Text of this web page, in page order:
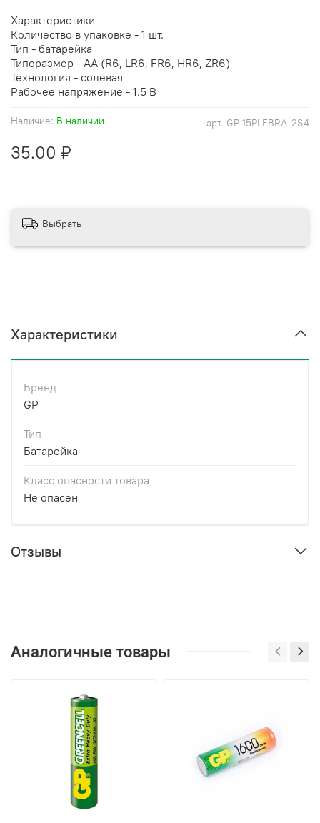
арт. GP 15PLEBRA-2S4
Наличие: В наличии
35.00 ₽
Характеристики
Количество в упаковке - 1 шт.
Тип - батарейка
Типоразмер - AA (R6, LR6, FR6, HR6, ZR6)
Технология - солевая
Рабочее напряжение - 1.5 В
Выбрать
Характеристики
Бренд
GP
Тип
Батарейка
Класс опасности товара
Не опасен
Отзывы
Аналогичные товары